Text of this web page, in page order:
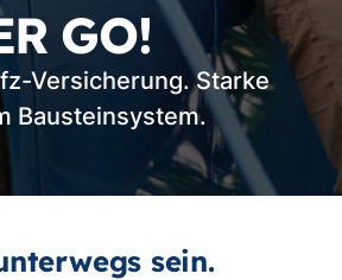
GO!
Versicherung. Starke
Bausteinsystem.
sein.